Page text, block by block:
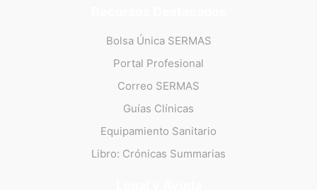
Bolsa Única SERMAS
Portal Profesional
Correo SERMAS
Guías Clínicas
Equipamiento Sanitario
Libro: Crónicas Summarias